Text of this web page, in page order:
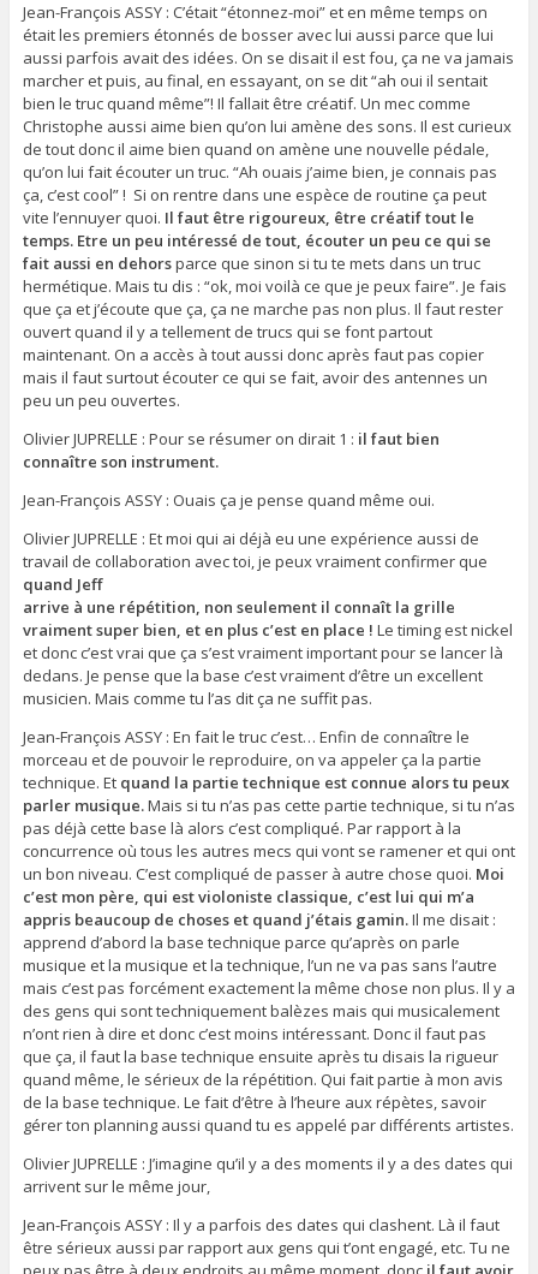
Jean-François ASSY : C’était “étonnez-moi” et en même temps on
était les premiers étonnés de bosser avec lui aussi parce que lui
aussi parfois avait des idées. On se disait il est fou, ça ne va jamais
marcher et puis, au final, en essayant, on se dit “ah oui il sentait
bien le truc quand même”! Il fallait être créatif. Un mec comme
Christophe aussi aime bien qu’on lui amène des sons. Il est curieux
de tout donc il aime bien quand on amène une nouvelle pédale,
qu’on lui fait écouter un truc. “Ah ouais j’aime bien, je connais pas
ça, c’est cool” ! Si on rentre dans une espèce de routine ça peut
vite l’ennuyer quoi. Il faut être rigoureux, être créatif tout le
temps. Etre un peu intéressé de tout, écouter un peu ce qui se
fait aussi en dehorsparce que sinon si tu te mets dans un truc
hermétique. Mais tu dis : “ok, moi voilà ce que je peux faire”. Je fais
que ça et j’écoute que ça, ça ne marche pas non plus. Il faut rester
ouvert quand il y a tellement de trucs qui se font partout
maintenant. On a accès à tout aussi donc après faut pas copier
mais il faut surtout écouter ce qui se fait, avoir des antennes un
peu un peu ouvertes.
Olivier JUPRELLE : Pour se résumer on dirait 1 : il faut bien
connaître son instrument.
Jean-François ASSY : Ouais ça je pense quand même oui.
Olivier JUPRELLE : Et moi qui ai déjà eu une expérience aussi de
travail de collaboration avec toi, je peux vraiment confirmer que
quand Jeff
arrive à une répétition, non seulement il connaît la grille
vraiment super bien, et en plus c’est en place ! Le timing est nickel
et donc c’est vrai que ça s’est vraiment important pour se lancer là
dedans. Je pense que la base c’est vraiment d’être un excellent
musicien. Mais comme tu l’as dit ça ne suffit pas.
Jean-François ASSY : En fait le truc c’est… Enfin de connaître le
morceau et de pouvoir le reproduire, on va appeler ça la partie
technique. Et quand la partie technique est connue alors tu peux
parler musique.Mais si tu n’as pas cette partie technique, si tu n’as
pas déjà cette base là alors c’est compliqué. Par rapport à la
concurrence où tous les autres mecs qui vont se ramener et qui ont
un bon niveau. C’est compliqué de passer à autre chose quoi. Moi
c’est mon père, qui est violoniste classique, c’est lui qui m’a
appris beaucoup de choses et quand j’étais gamin.Il me disait :
apprend d’abord la base technique parce qu’après on parle
musique et la musique et la technique, l’un ne va pas sans l’autre
mais c’est pas forcément exactement la même chose non plus. Il y a
des gens qui sont techniquement balèzes mais qui musicalement
n’ont rien à dire et donc c’est moins intéressant. Donc il faut pas
que ça, il faut la base technique ensuite après tu disais la rigueur
quand même, le sérieux de la répétition. Qui fait partie à mon avis
de la base technique. Le fait d’être à l’heure aux répètes, savoir
gérer ton planning aussi quand tu es appelé par différents artistes.
Olivier JUPRELLE : J’imagine qu’il y a des moments il y a des dates qui
arrivent sur le même jour,
Jean-François ASSY : Il y a parfois des dates qui clashent. Là il faut
être sérieux aussi par rapport aux gens qui t’ont engagé, etc. Tu ne